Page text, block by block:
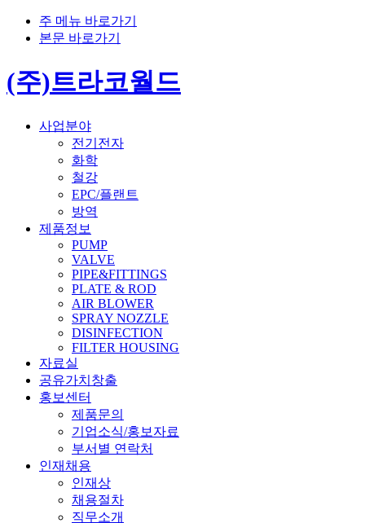
주 메뉴 바로가기
본문 바로가기
(주)트라코월드
사업분야
전기전자
화학
철강
EPC/플랜트
방역
제품정보
PUMP
VALVE
PIPE&FITTINGS
PLATE & ROD
AIR BLOWER
SPRAY NOZZLE
DISINFECTION
FILTER HOUSING
자료실
공유가치창출
홍보센터
제품문의
기업소식/홍보자료
부서별 연락처
인재채용
인재상
채용절차
직무소개